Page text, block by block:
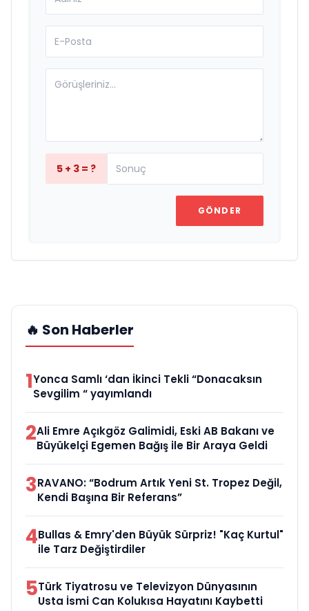
5 + 3 = ?
GÖNDER
🔥 Son Haberler
1Yonca Samlı ‘dan İkinci Tekli “Donacaksın
Sevgilim “ yayımlandı
2Ali Emre Açıkgöz Galimidi, Eski AB Bakanı ve
Büyükelçi Egemen Bağış ile Bir Araya Geldi
3RAVANO: “Bodrum Artık Yeni St. Tropez Değil,
Kendi Başına Bir Referans”
4Bullas & Emry'den Büyük Sürpriz! "Kaç Kurtul"
ile Tarz Değiştirdiler
5Türk Tiyatrosu ve Televizyon Dünyasının
Usta İsmi Can Kolukısa Hayatını Kaybetti